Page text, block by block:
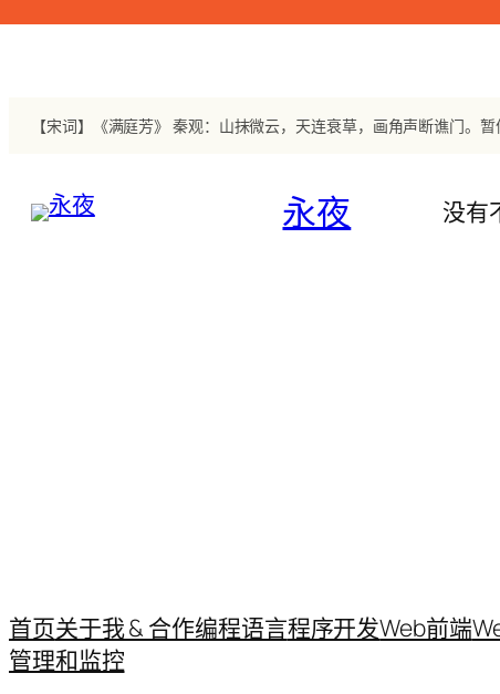
跳
永夜 没有
首页关于我 & 合作编程语言程序开发Web前端
管理和监控